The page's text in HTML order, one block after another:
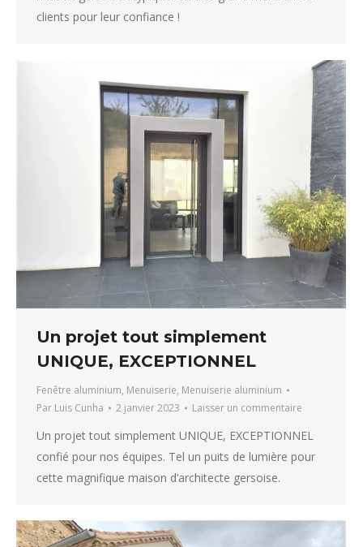
clients pour leur confiance !
Un projet tout simplement
UNIQUE, EXCEPTIONNEL
Fenêtre aluminium, Menuiserie, Menuiserie aluminium
Par Luis Cunha 2 janvier 2023 Laisser un commentaire
Un projet tout simplement UNIQUE, EXCEPTIONNEL
confié pour nos équipes. Tel un puits de lumière pour
cette magnifique maison d’architecte gersoise.